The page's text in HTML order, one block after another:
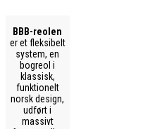
BBB-reolen
er et fleksibelt
system, en
bogreol i
klassisk,
funktionelt
norsk design,
udført i
massivt